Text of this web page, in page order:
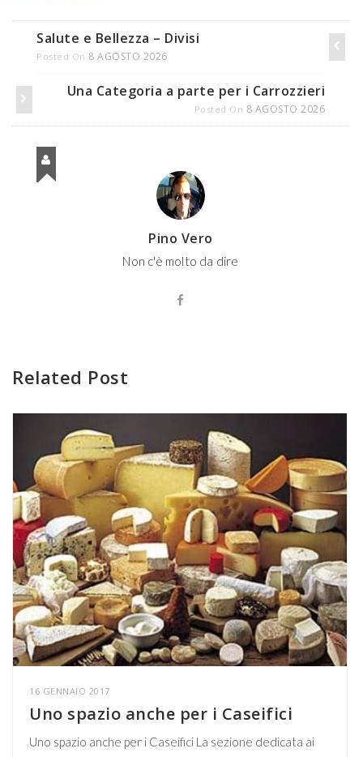
Salute e Bellezza – Divisi
Posted On 8 AGOSTO 2026
Una Categoria a parte per i Carrozzieri
Posted On 8 AGOSTO 2026
Pino Vero
Non c'è molto da dire
Related Post
16 GENNAIO 2017
Uno spazio anche per i Caseifici
Uno spazio anche per i Caseifici La sezione dedicata ai